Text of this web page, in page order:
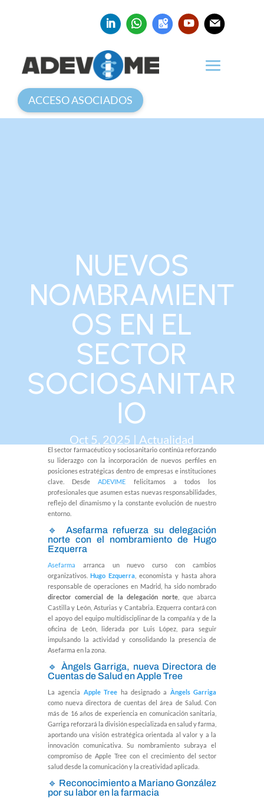
ACCESO ASOCIADOS
NUEVOS
NOMBRAMIENT
OS EN EL
SECTOR
SOCIOSANITAR
IO
Oct 5, 2025 | Actualidad
El sector farmacéutico y sociosanitario continúa reforzando
su liderazgo con la incorporación de nuevos perfiles en
posiciones estratégicas dentro de empresas e instituciones
clave. DesdeADEVIME felicitamos a todos los
profesionales que asumen estas nuevas responsabilidades,
reflejo del dinamismo y la constante evolución de nuestro
entorno.
🔹 Asefarmarefuerza su delegación
norte con el nombramiento de Hugo
Ezquerra
Asefarma arranca un nuevo curso con cambios
organizativos.Hugo Ezquerra , economista y hasta ahora
responsable de operaciones en Madrid, ha sido nombrado
director comercial de la delegación norte, que abarca
Castilla y León, Asturias y Cantabria. Ezquerra contará con
el apoyo del equipo multidisciplinar de la compañía y de la
oficina de León, liderada por Luis López, para seguir
impulsando la actividad y consolidando la presencia de
Asefarma en la zona.
🔹 Àngels Garriga, nueva Directora de
Cuentas de Salud en Apple Tree
La agencia Apple Tree ha designado a Àngels Garriga
como nueva directora de cuentas del área de Salud. Con
más de 16 años de experiencia en comunicación sanitaria,
Garriga reforzará la división especializada en salud y farma,
aportando una visión estratégica orientada al valor y a la
innovación comunicativa. Su nombramiento subraya el
compromiso de Apple Tree con el crecimiento del sector
salud desde la comunicación y la creatividad aplicada.
🔹 Reconocimiento a Mariano González
por su labor en la farmacia